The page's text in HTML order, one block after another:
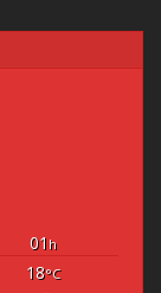
01 h
18°C